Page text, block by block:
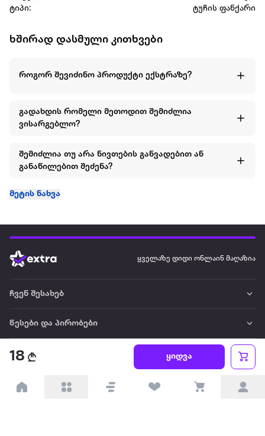
18 ყიდვა
ტიპი:
ტუჩის ფანქარი
ხშირად დასმული კითხვები
როგორ შევიძინო პროდუქტი ექსტრაზე?
გადახდის რომელი მეთოდით შემიძლია
ვისარგებლო?
შემიძლია თუ არა ნივთების განვადებით ან
განაწილებით შეძენა?
მეტის ნახვა
ყველაზე დიდი ონლაინ მაღაზია
ჩვენ შესახებ
წესები და პირობები
პარტნიორებისთვის
ტრენდული